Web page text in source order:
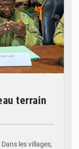
terrain
les villages,